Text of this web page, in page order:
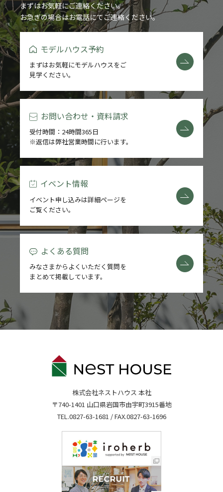
まずはお気軽にご連絡ください。
お急ぎの場合はお電話にてご連絡ください。
モデルハウス予約
まずはお気軽にモデルハウスをご
見学ください。
お問い合わせ・資料請求
受付時間：24時間365日
※返信は弊社営業時間に行います。
イベント情報
イベント申し込みは詳細ページを
ご覧ください。
よくある質問
みなさまからよくいただく質問を
まとめて掲載しています。
株式会社ネストハウス 本社
〒740-1401 山口県岩国市由宇町3915番地
TEL.0827-63-1681 / FAX.0827-63-1696